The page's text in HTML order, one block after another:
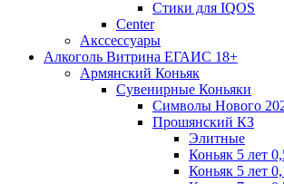
Стики для IQOS
Сenter
Акссессуары
Алкоголь Витрина ЕГАИС 18+
Армянский Коньяк
Сувенирные Коньяки
Символы Нового
Прошянский КЗ
Элитные
Коньяк 5 лет
Коньяк 5 лет